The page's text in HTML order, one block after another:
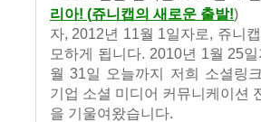
리아! (쥬니캡의 새로운 출발!)
자, 2012년 11월 1일자로, 쥬니
모하게 됩니다. 2010년 1월 25
월 31일 오늘까지 저희 소셜링
기업 소셜 미디어 커뮤니케이션
을 기울여왔습니다.